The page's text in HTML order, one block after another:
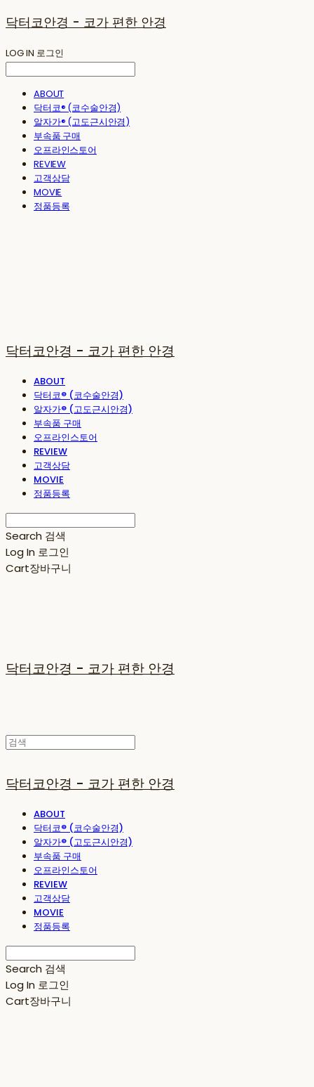
닥터코안경 - 코가 편한 안경
LOG IN 로그인
ABOUT
닥터코® (코수술안경)
알자가® (고도근시안경)
부속품 구매
오프라인스토어
REVIEW
고객상담
MOVIE
정품등록
닥터코안경 - 코가 편한 안경
ABOUT
닥터코® (코수술안경)
알자가® (고도근시안경)
부속품 구매
오프라인스토어
REVIEW
고객상담
MOVIE
정품등록
Search 검색
Log In 로그인
Cart장바구니
닥터코안경 - 코가 편한 안경
닥터코안경 - 코가 편한 안경
ABOUT
닥터코® (코수술안경)
알자가® (고도근시안경)
부속품 구매
오프라인스토어
REVIEW
고객상담
MOVIE
정품등록
Search 검색
Log In 로그인
Cart장바구니